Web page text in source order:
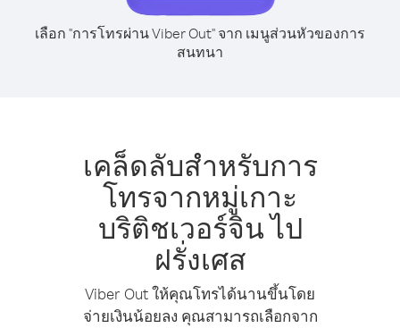
เลือก "การโทรผ่าน Viber Out" จาก เมนูส่วนหัวของการ
สนทนา
เคล็ดลับสำหรับการ
โทรจากหมู่เกาะ
บริติชเวอร์จิน ไป
ฝรั่งเศส
Viber Out ให้คุณโทรได้นานขึ้นโดย
จ่ายเงินน้อยลง คุณสามารถเลือกจาก